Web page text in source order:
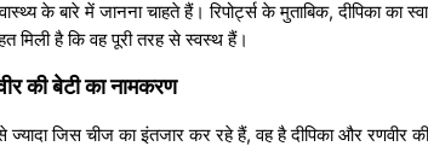
के बारे में जानना चाहते हैं। रिपोर्ट्स के मुताबिक, दीपिका
मिली है कि वह पूरी तरह से स्वस्थ हैं।
की बेटी का नामकरण
जिस चीज का इंतजार कर रहे हैं, वह है दीपिका और रणवीर